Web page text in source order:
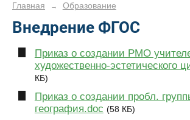
Главная → Образование
Внедрение ФГОС
Приказ о создании РМО
художественно-эстетического
КБ)
Приказ о создании пробл.
география.doc (58 КБ)